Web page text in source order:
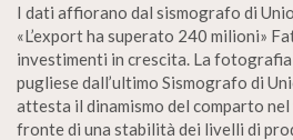
I dati affiorano dal sismografo di
«L’export ha superato 240 milioni»
investimenti in crescita. La
pugliese dall’ultimo Sismografo di
attesta il dinamismo del comparto
fronte di una stabilità dei livelli di